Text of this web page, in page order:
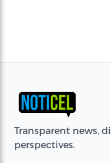
Transparent news,
perspectives.